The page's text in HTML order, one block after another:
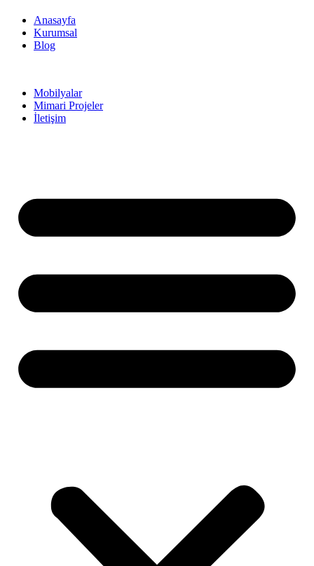
Anasayfa
Kurumsal
Blog
Mobilyalar
Mimari Projeler
İletişim